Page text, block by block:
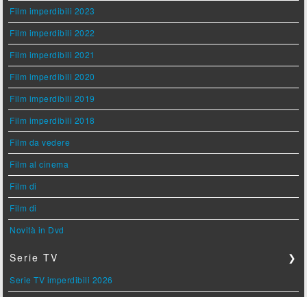
Film imperdibili 2023
Film imperdibili 2022
Film imperdibili 2021
Film imperdibili 2020
Film imperdibili 2019
Film imperdibili 2018
Film da vedere
Film al cinema
Film di
Film di
Novità in Dvd
Serie TV ❯
Serie TV imperdibili 2026